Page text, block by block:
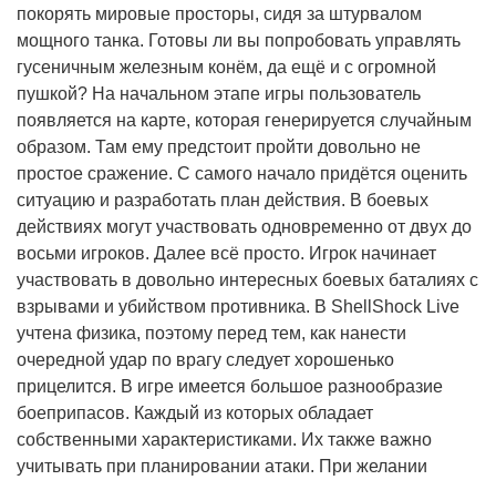
покорять мировые просторы, сидя за штурвалом
мощного танка. Готовы ли вы попробовать управлять
гусеничным железным конём, да ещё и с огромной
пушкой? На начальном этапе игры пользователь
появляется на карте, которая генерируется случайным
образом. Там ему предстоит пройти довольно не
простое сражение. С самого начало придётся оценить
ситуацию и разработать план действия. В боевых
действиях могут участвовать одновременно от двух до
восьми игроков. Далее всё просто. Игрок начинает
участвовать в довольно интересных боевых баталиях с
взрывами и убийством противника. В ShellShock Live
учтена физика, поэтому перед тем, как нанести
очередной удар по врагу следует хорошенько
прицелится. В игре имеется большое разнообразие
боеприпасов. Каждый из которых обладает
собственными характеристиками. Их также важно
учитывать при планировании атаки. При желании